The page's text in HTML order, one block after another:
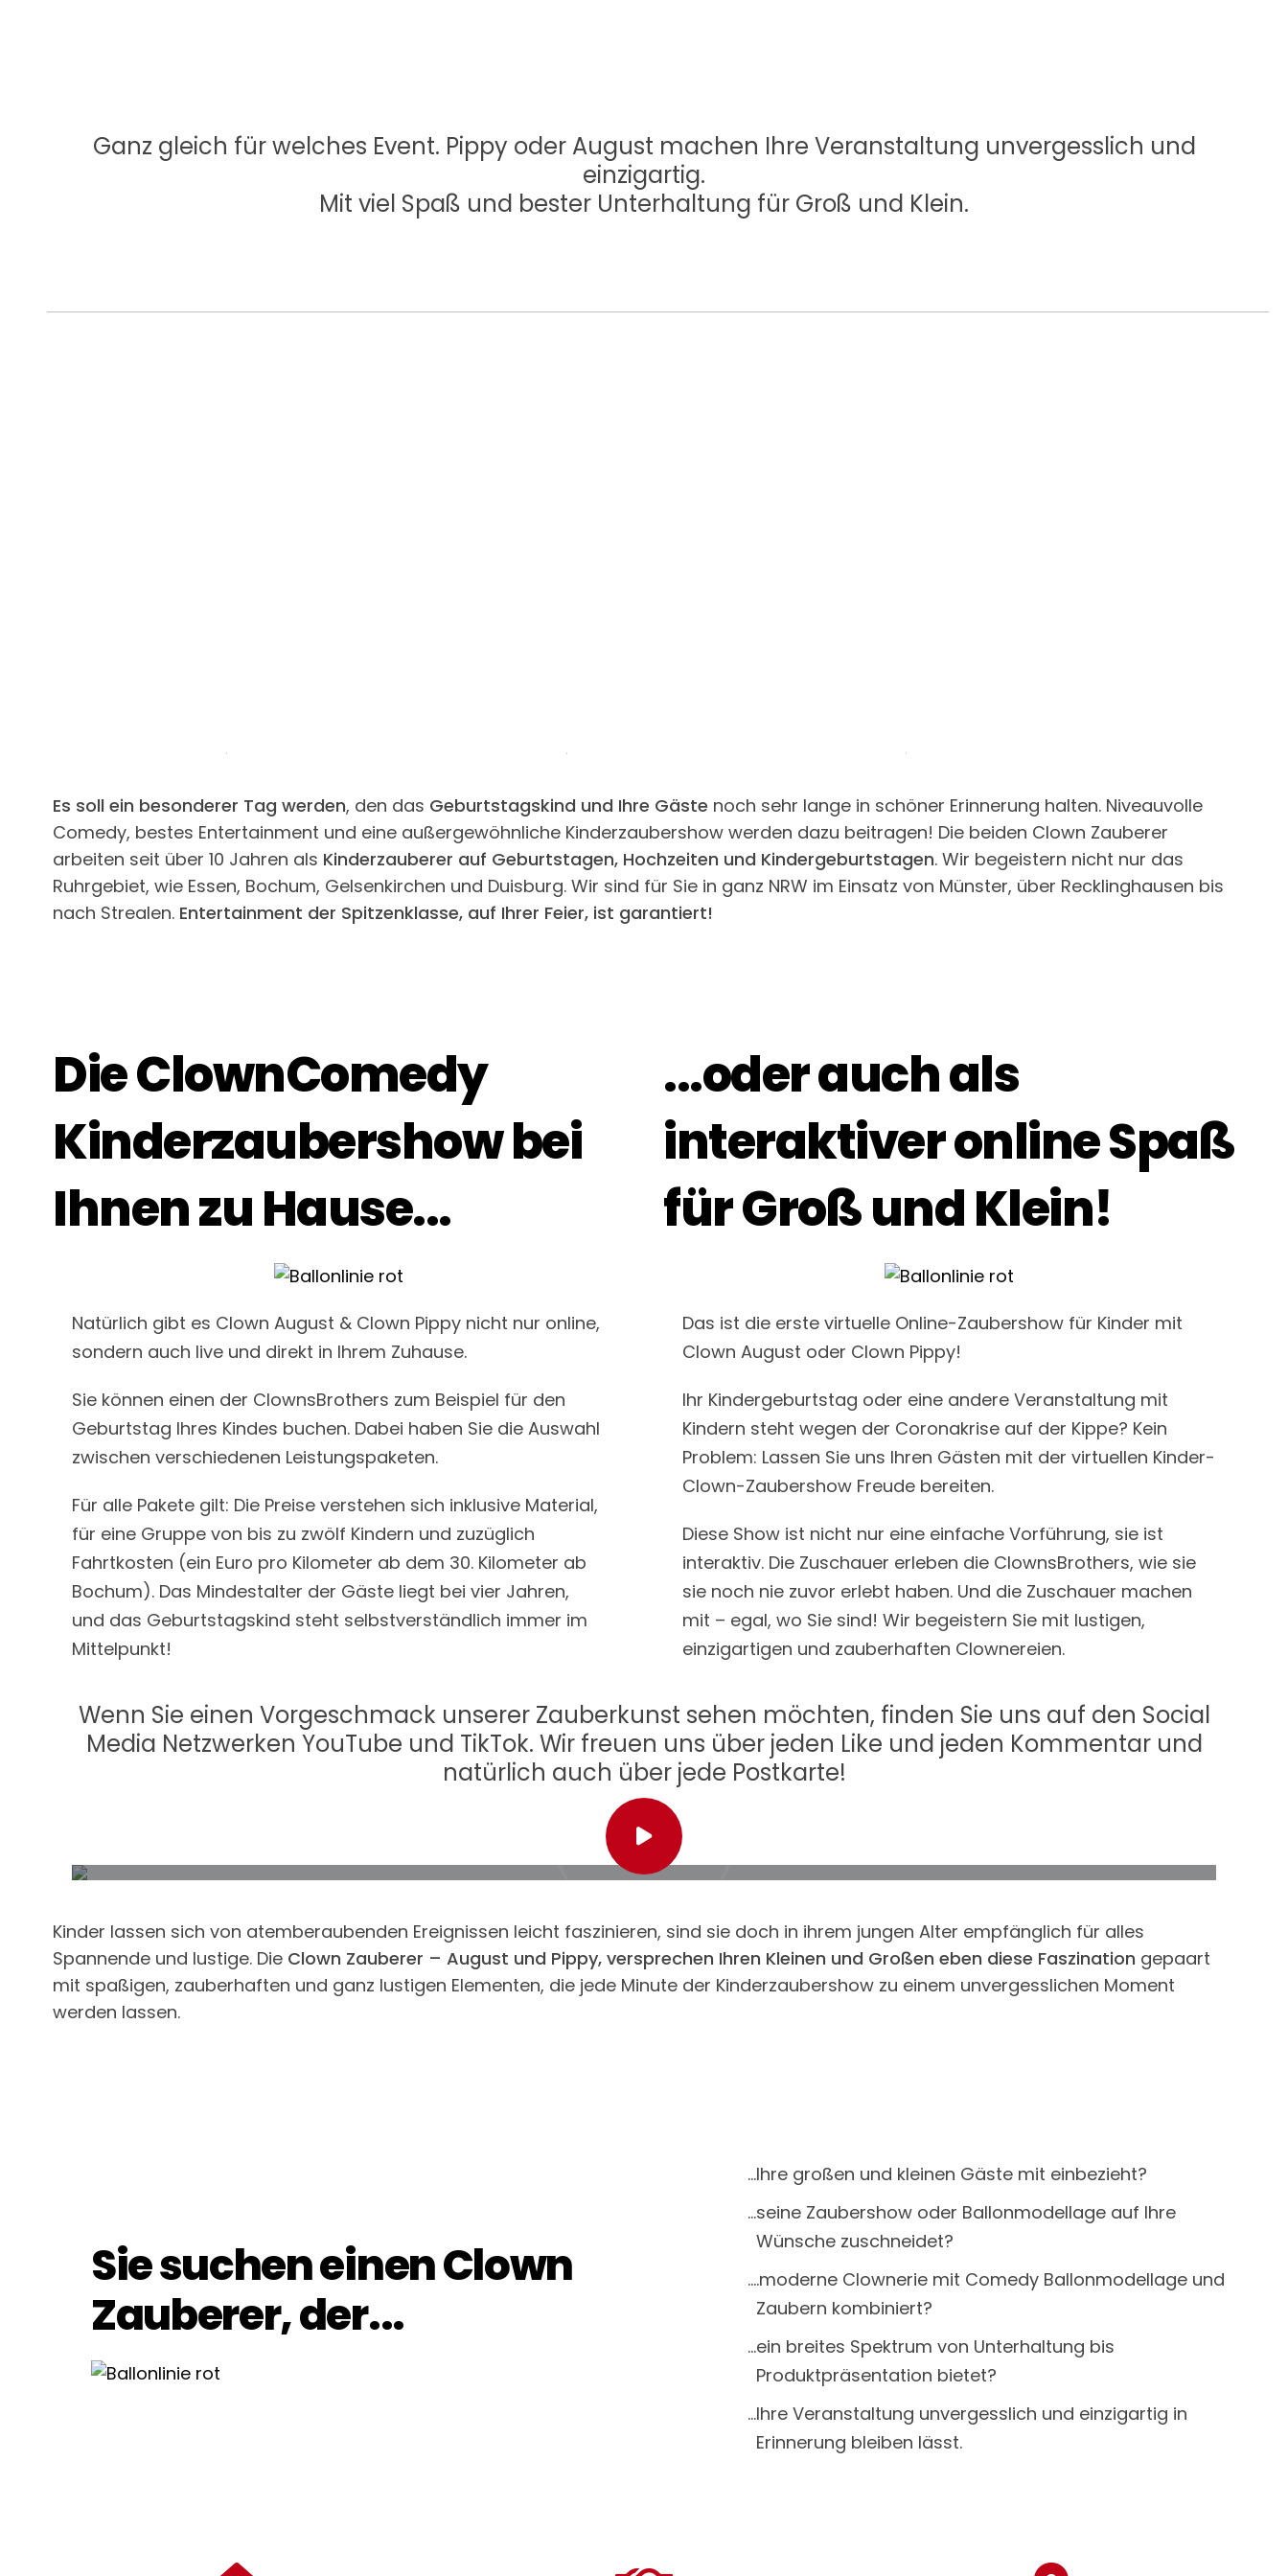
Ganz gleich für welches Event. Pippy oder August machen Ihre Veranstaltung unvergesslich und
einzigartig.
Mit viel Spaß und bester Unterhaltung für Groß und Klein.
Es soll ein besonderer Tag werden, den das Geburtstagskind und Ihre Gäste noch sehr lange in schöner Erinnerung halten. Niveauvolle
Comedy, bestes Entertainment und eine außergewöhnliche Kinderzaubershow werden dazu beitragen! Die beiden Clown Zauberer
arbeiten seit über 10 Jahren als Kinderzauberer auf Geburtstagen, Hochzeiten und Kindergeburtstagen. Wir begeistern nicht nur das
Ruhrgebiet, wie Essen, Bochum, Gelsenkirchen und Duisburg. Wir sind für Sie in ganz NRW im Einsatz von Münster, über Recklinghausen bis
nach Strealen. Entertainment der Spitzenklasse, auf Ihrer Feier, ist garantiert!
Die ClownComedy
Kinderzaubershow bei
Ihnen zu Hause...
Natürlich gibt es Clown August & Clown Pippy nicht nur online,
sondern auch live und direkt in Ihrem Zuhause.
Sie können einen der ClownsBrothers zum Beispiel für den
Geburtstag Ihres Kindes buchen. Dabei haben Sie die Auswahl
zwischen verschiedenen Leistungspaketen.
Für alle Pakete gilt: Die Preise verstehen sich inklusive Material,
für eine Gruppe von bis zu zwölf Kindern und zuzüglich
Fahrtkosten (ein Euro pro Kilometer ab dem 30. Kilometer ab
Bochum). Das Mindestalter der Gäste liegt bei vier Jahren,
und das Geburtstagskind steht selbstverständlich immer im
Mittelpunkt!
...oder auch als
interaktiver online Spaß
für Groß und Klein!
Das ist die erste virtuelle Online-Zaubershow für Kinder mit
Clown August oder Clown Pippy!
Ihr Kindergeburtstag oder eine andere Veranstaltung mit
Kindern steht wegen der Coronakrise auf der Kippe? Kein
Problem: Lassen Sie uns Ihren Gästen mit der virtuellen Kinder-
Clown-Zaubershow Freude bereiten.
Diese Show ist nicht nur eine einfache Vorführung, sie ist
interaktiv. Die Zuschauer erleben die ClownsBrothers, wie sie
sie noch nie zuvor erlebt haben. Und die Zuschauer machen
mit – egal, wo Sie sind! Wir begeistern Sie mit lustigen,
einzigartigen und zauberhaften Clownereien.
Wenn Sie einen Vorgeschmack unserer Zauberkunst sehen möchten, finden Sie uns auf den Social
Media Netzwerken YouTube und TikTok. Wir freuen uns über jeden Like und jeden Kommentar und
natürlich auch über jede Postkarte!
nachgeladen werden.
Kinder lassen sich von atemberaubenden Ereignissen leicht faszinieren, sind sie doch in ihrem jungen Alter empfänglich für alles
Spannende und lustige. Die Clown Zauberer – August und Pippy, versprechen Ihren Kleinen und Großen eben diese Faszination gepaart
mit spaßigen, zauberhaften und ganz lustigen Elementen, die jede Minute der Kinderzaubershow zu einem unvergesslichen Moment
werden lassen.
Sie suchen einen Clown
Zauberer, der...
Ihre großen und kleinen Gäste mit einbezieht?
seine Zaubershow oder Ballonmodellage auf Ihre
Wünsche zuschneidet?
.moderne Clownerie mit Comedy Ballonmodellage und
Zaubern kombiniert?
ein breites Spektrum von Unterhaltung bis
Produktpräsentation bietet?
Ihre Veranstaltung unvergesslich und einzigartig in
Erinnerung bleiben lässt.